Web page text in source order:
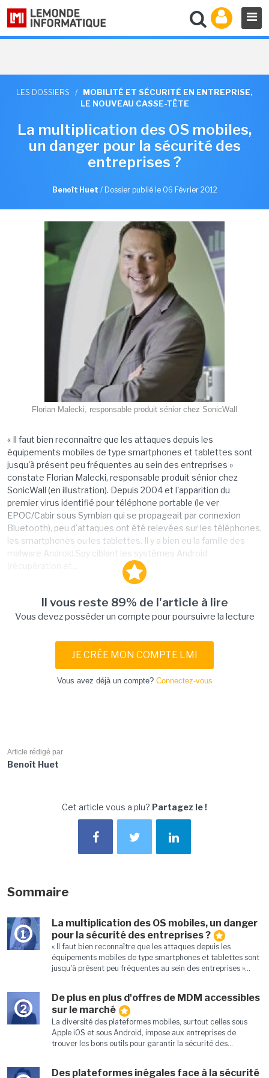
LES DOSSIERS /
MOBILITÉ ET SÉCURITÉ EN ENTREPRISE,
LE NOUVEAU CASSE-TÊTE
La multiplication des OS mobiles,
un danger pour la sécurité des
entreprises ?
Benoît Huet / Dossier publié le 06 Février 2012
Florian Malecki, responsable produit sénior chez SonicWall
« Il faut bien reconnaître que les attaques depuis les
équipements mobiles de type smartphones et tablettes sont
jusqu'à présent peu fréquentes au sein des entreprises »
constate Florian Malecki, responsable produit sénior chez
SonicWall (en illustration). Depuis 2004 et l'apparition du
premier virus identifié pour téléphone portable (le ver
EPOC/Cabir sous Symbian qui se propageait par connexion
Bluetooth), peu d'attaques ont été relevées sur les téléphones,
les smartphones ou les tablettes. Il y a bien eu la famille des
malware Android.Spy ciblant les systèmes Android
Il vous reste 89% de l'article à lire
Vous devez posséder un compte pour poursuivre la lecture
JE CRÉE MON COMPTE LMI
Vous avez déjà un compte? Connectez-vous
Article rédigé par
Benoît Huet
Cet article vous a plu? Partagez le !
Sommaire
1
La multiplication des OS mobiles, un danger
pour la sécurité des entreprises ?
« Il faut bien reconnaître que les attaques depuis les
équipements mobiles de type smartphones et tablettes sont
jusqu'à présent peu fréquentes au sein des entreprises »...
2
De plus en plus d'offres de MDM accessibles
sur le marché
La diversité des plateformes mobiles, surtout celles sous
Apple iOS et sous Android, impose aux entreprises de
trouver les bons outils pour garantir la sécurité des...
Des plateformes inégales face à la sécurité